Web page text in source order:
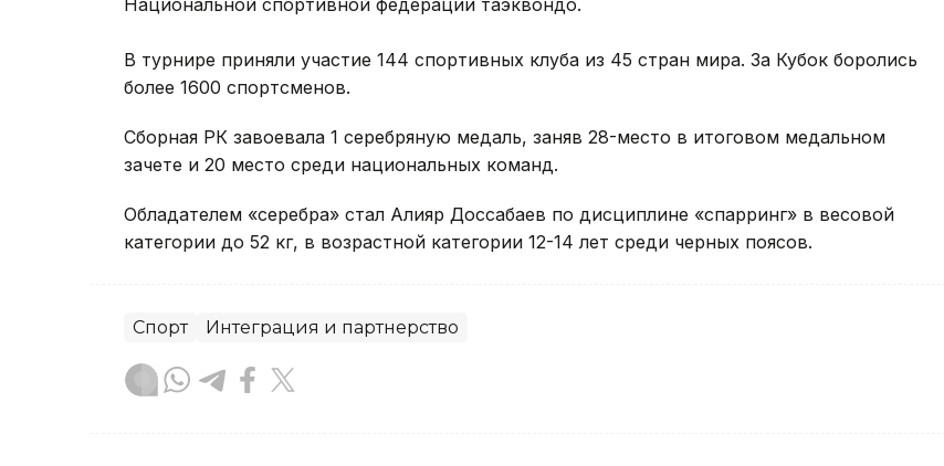
Национальной спортивной федерации таэквондо.
В турнире приняли участие 144 спортивных клуба из 45 стран мира. За Кубок боролись
более 1600 спортсменов.
Сборная РК завоевала 1 серебряную медаль, заняв 28-место в итоговом медальном
зачете и 20 место среди национальных команд.
Обладателем «серебра» стал Алияр Доссабаев по дисциплине «спарринг» в весовой
категории до 52 кг, в возрастной категории 12-14 лет среди черных поясов.
Спорт Интеграция и партнерство